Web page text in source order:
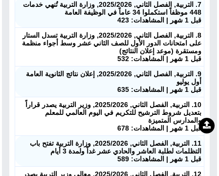
7. التربية, الفصل الثاني, 2025/2026, وزارة التربية تُنهي خدمات
448 موظفاً استكملوا 34 عاماً في الوظيفة العامة
قبل 1 شهر | المشاهدات: 423
8. التربية, الفصل الثاني, 2025/2026, وزارة التربية تسدل الستار
على امتحانات الدور الأول للصف الثاني عشر وسط أجواء منظمة
ومستقرة (موعد إعلان النتائج)
قبل 1 شهر | المشاهدات: 532
9. التربية, الفصل الثاني, 2025/2026, إعلان نتائج الثانوية العامة
أول يوليو
قبل 1 شهر | المشاهدات: 635
10. التربية, الفصل الثاني, 2025/2026, وزير التربية يصدر قراراً
بتعديل شروط الترشيح للتكريم في اليوم العالمي للمعلم
والمدارس المتميزة
قبل 1 شهر | المشاهدات: 678
11. التربية, الفصل الثاني, 2025/2026, وزارة التربية تفتح باب
التظلمات لطلبة العاشر والحادي عشر غداً ولمدة 3 أيام
قبل 1 شهر | المشاهدات: 589
12. التربية, الفصل الثاني, 2025/2026, معالي وزير التربية يصدر